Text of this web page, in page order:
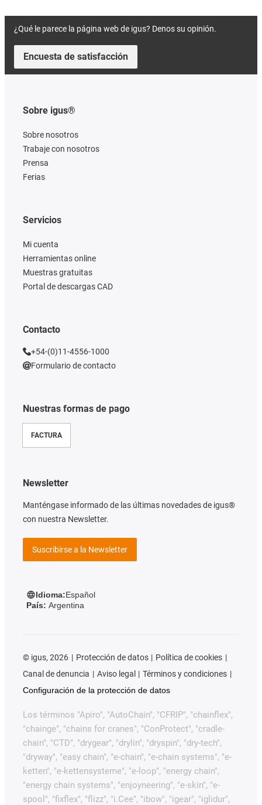
¿Qué le parece la página web de igus? Denos su opinión.
Encuesta de satisfacción
Sobre igus®
Sobre nosotros
Trabaje con nosotros
Prensa
Ferias
Nuestras formas de pago
FACTURA
Servicios
Mi cuenta
Herramientas online
Muestras gratuitas
Portal de descargas CAD
Contacto
+54-(0)11-4556-1000
Formulario de contacto
Newsletter
Manténgase informado de las últimas novedades de igus®
con nuestra Newsletter.
Suscribirse a la Newsletter
Idioma:Español
País: Argentina
© igus, 2026 Protección de datos
Política de cookies
Canal de denuncia
Aviso legal
Términos y condiciones
Configuración de la protección de datos
Los términos "Apiro", "AutoChain", "CFRIP", "chainflex",
"chainge", "chains for cranes", "ConProtect", "cradle-
chain", "CTD", "drygear", "drylin", "dryspin", "dry-tech",
"dryway", "easy chain", "e-chain", "e-chain systems", "e-
ketten", "e-kettensysteme", "e-loop", "energy chain",
"energy chain systems", "enjoyneering", "e-skin", "e-
spool", "fixflex", "flizz", "i.Cee", "ibow", "igear", "iglidur",